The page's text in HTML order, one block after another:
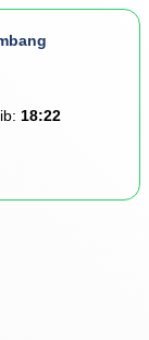
18:22